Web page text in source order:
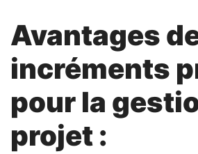
Avantages
incréments
pour la
projet :